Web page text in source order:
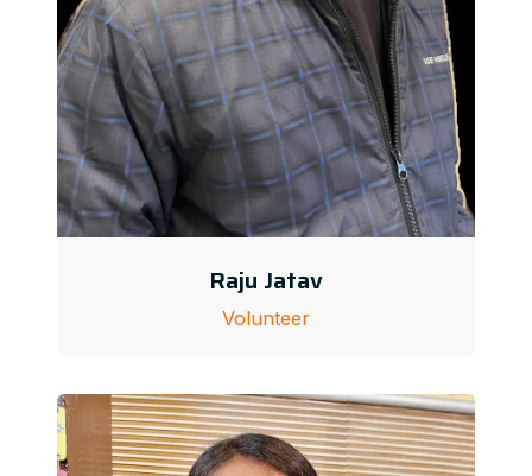
Raju Jatav
Volunteer